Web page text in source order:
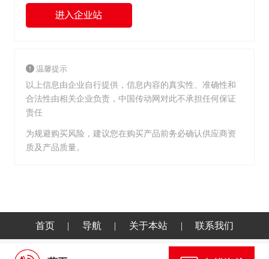
温馨提示
以上信息由企业自行提供，信息内容的真实性、准确性和
合法性由相关企业负责，中国传动网对此不承担任何保证
责任
为规避购买风险，建议您在购买产品前务必确认供应商资
质及产品质量。
首页 | 导航 | 关于本站 | 联系我们